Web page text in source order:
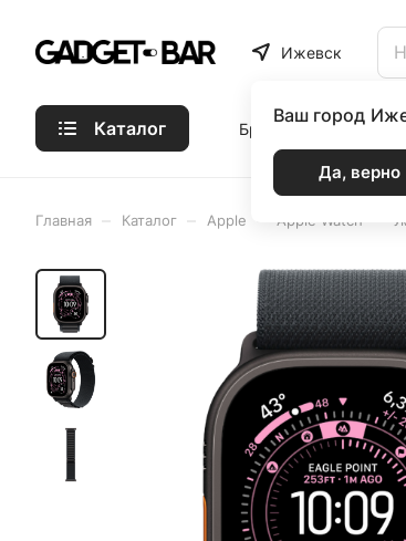
Ижевск
Ваш город
Да, верно
Каталог Бренды Статьи
Главная Каталог Apple Apple Watch